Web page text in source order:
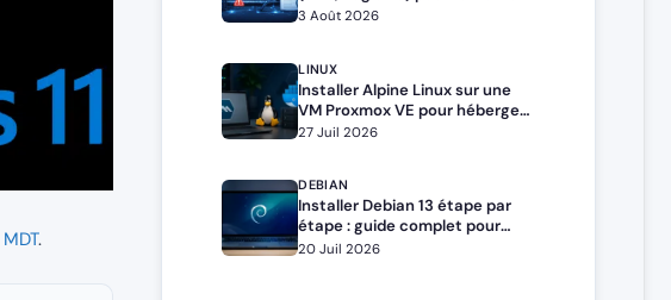
MDT.
la sécurité
3 Août 2026
LINUX
Installer Alpine Linux sur une
VM Proxmox VE pour héberger
Docker et Docker Compose
27 Juil 2026
DEBIAN
Installer Debian 13 étape par
étape : guide complet pour
débutants et administrateurs
20 Juil 2026